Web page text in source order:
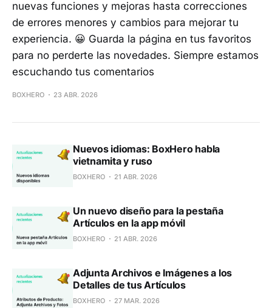
nuevas funciones y mejoras hasta correcciones
de errores menores y cambios para mejorar tu
experiencia. 😀 Guarda la página en tus favoritos
para no perderte las novedades. Siempre estamos
escuchando tus comentarios
BOXHERO 23 ABR. 2026
Nuevos idiomas: BoxHero habla
vietnamita y ruso
BOXHERO 21 ABR. 2026
Un nuevo diseño para la pestaña
Artículos en la app móvil
BOXHERO 21 ABR. 2026
Adjunta Archivos e Imágenes a los
Detalles de tus Artículos
BOXHERO 27 MAR. 2026